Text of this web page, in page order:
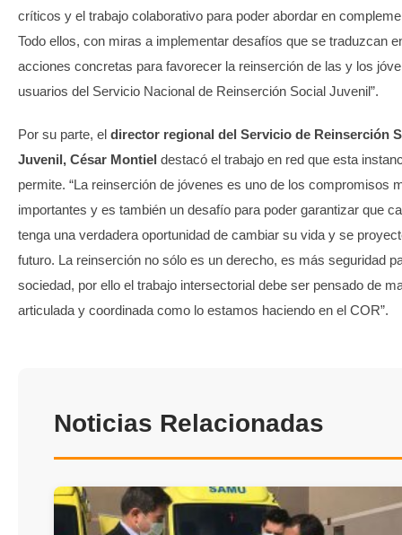
críticos y el trabajo colaborativo para poder abordar en
Todo ellos, con miras a implementar desafíos que se traduzcan
acciones concretas para favorecer la reinserción de las y los
usuarios del Servicio Nacional de Reinserción Social Juvenil”.
Por su parte, el director regional del Servicio de Reinserción
Juvenil, César Montiel destacó el trabajo en red que esta
permite. “La reinserción de jóvenes es uno de los compromisos
importantes y es también un desafío para poder garantizar que
tenga una verdadera oportunidad de cambiar su vida y se
futuro. La reinserción no sólo es un derecho, es más seguridad
sociedad, por ello el trabajo intersectorial debe ser pensado de
articulada y coordinada como lo estamos haciendo en el COR”.
Noticias Relacionadas